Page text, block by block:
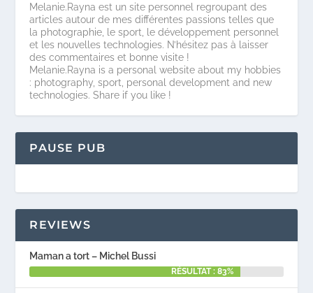
Melanie.Rayna est un site personnel regroupant des
articles autour de mes différentes passions telles que
la photographie, le sport, le développement personnel
et les nouvelles technologies. N’hésitez pas à laisser
des commentaires et bonne visite !
Melanie.Rayna is a personal website about my hobbies
: photography, sport, personal development and new
technologies. Share if you like !
PAUSE PUB
REVIEWS
Maman a tort – Michel Bussi
RÉSULTAT : 83%